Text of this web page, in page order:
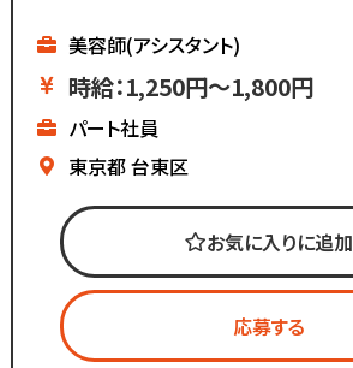
マーケティング会社出身の
2代目社長により
新しい集客方法や
時代に合わせた働き方へ
「いいものは残し、
時代に合わないものは変えていく」
スタッフが長く勤められることを
美容師(アシスタント)
時給：1,250円～1,800円
パート社員
東京都台東区
お気に入りに追加
応募する